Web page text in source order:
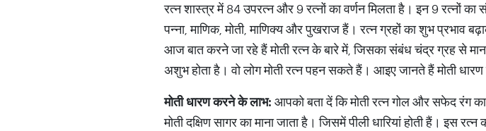
रत्न शास्त्र में 84 उपरत्न और 9 रत्नों का वर्णन मिलता है। इन 9 रत्नों
पन्ना, माणिक, मोती, माणिक्य और पुखराज हैं। रत्न ग्रहों का शुभ प्रभाव
आज बात करने जा रहे हैं मोती रत्न के बारे में, जिसका संबंध चंद्र ग्रह से
अशुभ होता है। वो लोग मोती रत्न पहन सकते हैं। आइए जानते हैं मोती
मोतीधारणकरनेकेलाभ: आपको बता दें कि मोती रत्न गोल और सफेद रंग
मोती दक्षिण सागर का माना जाता है। जिसमें पीली धारियां होती हैं। इस